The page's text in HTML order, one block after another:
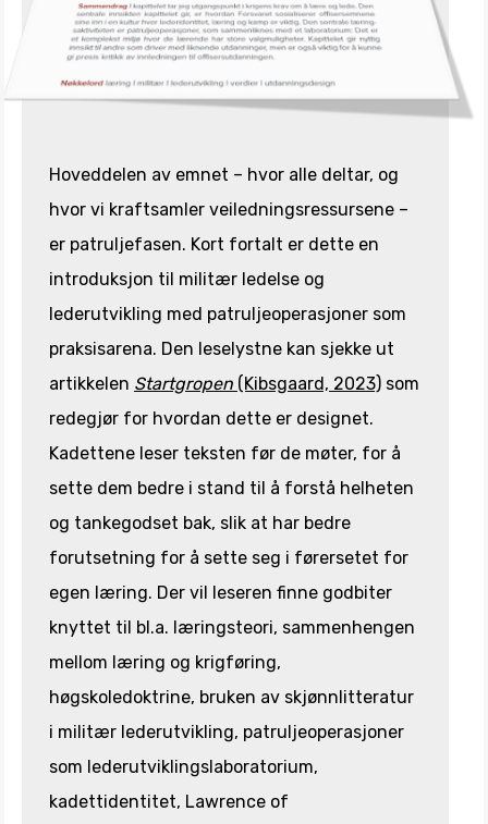
Hoveddelen av emnet – hvor alle deltar, og
hvor vi kraftsamler veiledningsressursene –
er patruljefasen. Kort fortalt er dette en
introduksjon til militær ledelse og
lederutvikling med patruljeoperasjoner som
praksisarena. Den leselystne kan sjekke ut
artikkelen Startgropen (Kibsgaard, 2023) som
redegjør for hvordan dette er designet.
Kadettene leser teksten før de møter, for å
sette dem bedre i stand til å forstå helheten
og tankegodset bak, slik at har bedre
forutsetning for å sette seg i førersetet for
egen læring. Der vil leseren finne godbiter
knyttet til bl.a. læringsteori, sammenhengen
mellom læring og krigføring,
høgskoledoktrine, bruken av skjønnlitteratur
i militær lederutvikling, patruljeoperasjoner
som lederutviklingslaboratorium,
kadettidentitet, Lawrence of